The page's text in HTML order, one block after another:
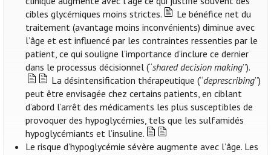
cibles glycémiques moins strictes.
Le bénéfice net du
traitement (avantage moins inconvénients) diminue avec
l’âge et est influencé par les contraintes ressenties par le
patient, ce qui souligne l’importance d’inclure ce dernier
dans le processus décisionnel (“shared decision making”).
La désintensification thérapeutique (“deprescribing”)
peut être envisagée chez certains patients, en ciblant
d’abord l’arrêt des médicaments les plus susceptibles de
provoquer des hypoglycémies, tels que les sulfamidés
hypoglycémiants et l’insuline.
Le risque d’hypoglycémie sévère augmente avec l’âge. Les